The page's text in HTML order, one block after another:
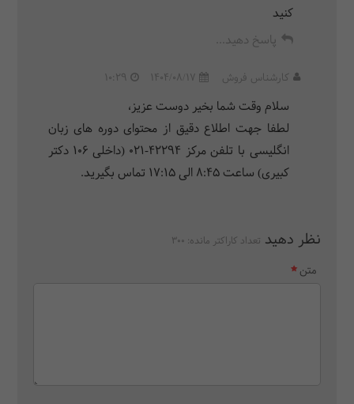
کنید
پاسخ دهید...
کارشناس فروش 1404/08/17
10:29
سلام وقت شما بخیر دوست عزیز،
لطفا جهت اطلاع دقیق از محتوای دوره های زبان
انگلیسی با تلفن مرکز 42294-021 (داخلی 106 دکتر
کبیری) ساعت 8:45 الی 17:15 تماس بگیرید.
نظر دهید تعداد کاراکتر مانده: 300
متن